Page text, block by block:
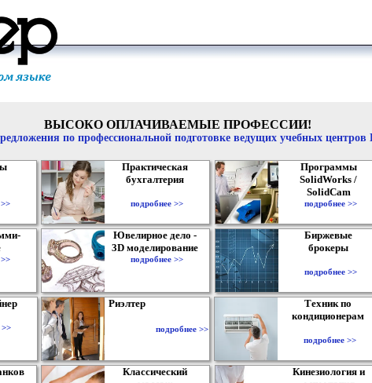
ВЫСОКО ОПЛАЧИВАЕМЫЕ ПРОФЕССИИ!
по профессиональной подготовке ведущих учебных центров
Практическая
бухгалтерия
подробнее >>
Программы
SolidWorks /
SolidCam
подробнее >>
Ювелирное дело -
3D моделирование
подробнее >>
Биржевые
брокеры
подробнее >>
Риэлтер
подробнее >>
Техник по
кондиционерам
подробнее >>
Классический
Кинезиология и